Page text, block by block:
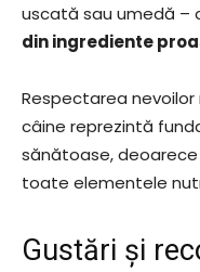
uscată sau umedă –
din ingrediente
Respectarea
câine reprezintă
sănătoase,
toate elementele
Gustări și